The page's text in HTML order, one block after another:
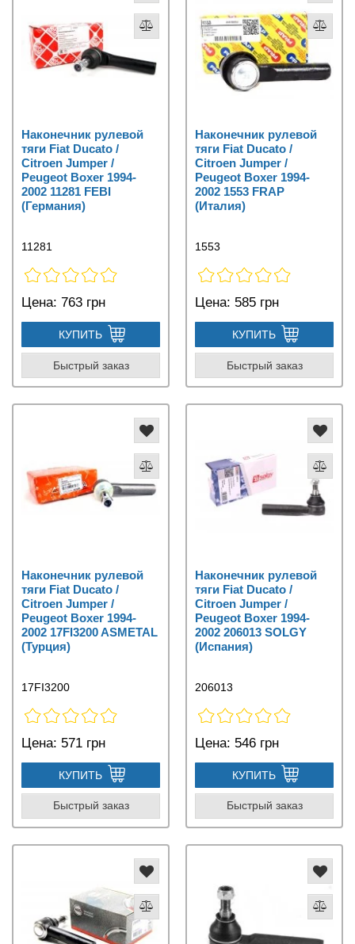
Наконечник рулевой
тяги Fiat Ducato /
Citroen Jumper /
Peugeot Boxer 1994-
2002 11281 FEBI
(Германия)
11281
Цена: 763 грн
КУПИТЬ
Быстрый заказ
Наконечник рулевой
тяги Fiat Ducato /
Citroen Jumper /
Peugeot Boxer 1994-
2002 1553 FRAP
(Италия)
1553
Цена: 585 грн
КУПИТЬ
Быстрый заказ
Наконечник рулевой
тяги Fiat Ducato /
Citroen Jumper /
Peugeot Boxer 1994-
2002 17FI3200 ASMETAL
(Турция)
17FI3200
Цена: 571 грн
КУПИТЬ
Быстрый заказ
Наконечник рулевой
тяги Fiat Ducato /
Citroen Jumper /
Peugeot Boxer 1994-
2002 206013 SOLGY
(Испания)
206013
Цена: 546 грн
КУПИТЬ
Быстрый заказ